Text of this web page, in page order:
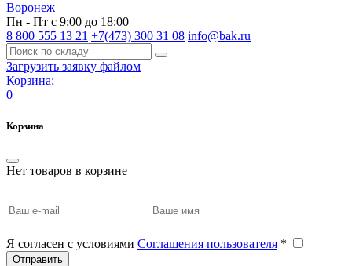
Воронеж
Пн - Пт с 9:00 до 18:00
8 800 555 13 21 +7(473) 300 31 08 info@bak.ru
Загрузить заявку файлом
Корзина:
0
Корзина
Нет товаров в корзине
Я согласен с условиями Соглашения пользователя *
Отправить